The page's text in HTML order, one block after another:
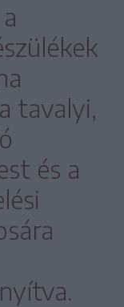
tavalyi,
és a